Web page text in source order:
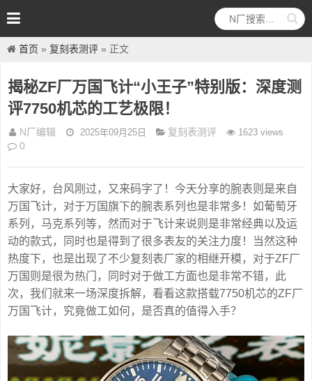
首页 » 复刻表测评 » 正文
揭秘ZF厂万国飞计“小王子”特别版：深度测
评7750机芯的工艺极限！
N厂编辑 2025年09月25日 复刻表测评 1623 views
0
大家好，台风刚过，又来码字了！今天分享的腕表则是来自
万国飞计，对于万国旗下的腕表系列也是非常多！如葡萄牙
系列，马克系列等，然而对于飞计来说则是非常经典以及运
动的款式，同时也是得到了很多表友的关注力度！当然这种
热度下，也是出现了不少复刻表厂家的相继开模，对于ZF厂
万国则是很为热门，同时对于做工方面也是非常不错，此
次，我们就来一场深度拆解，看看这款搭载7750机芯的ZF厂
万国飞计，究竟做工如何，是否真的值得入手？